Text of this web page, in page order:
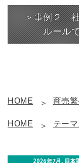
＞事例２ 社
ルール
HOME 商売
HOME テー